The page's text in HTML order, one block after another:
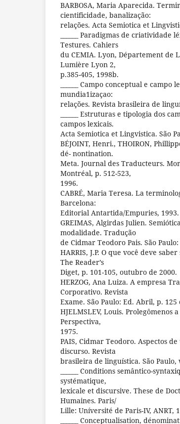
BARBOSA, Maria Aparecida.
cientificidade, banalização:
relações. Acta Semiotica et
______ Paradigmas de
Testures. Cahiers
du CEMIA. Lyon, Département de
Lumière Lyon 2,
p.385-405, 1998b.
______ Campo conceptual e
mundia1izaçao:
relações. Revista brasileira de
______ Estruturas e tipologia dos
campos lexicais.
Acta Semiotica et Lingvistica. São
BÉJOINT, Henri., THOIRON,
dé- nontination.
Meta. Journal des Traducteurs.
Montréal, p. 512-523,
1996.
CABRÉ, Maria Teresa. La
Barcelona:
Editorial Antartida/Empuries, 1993.
GREIMAS, Algirdas Julien.
modalidade. Tradução
de Cidmar Teodoro Pais. São Paulo:
HARRIS, J.P. O que você deve
The Reader’s
Diget, p. 101-105, outubro de 2000.
HERZOG, Ana Luiza. A empresa
Corporativo. Revista
Exame. São Paulo: Ed. Abril, p.
HJELMSLEV, Louis. Prolegômenos
Perspectiva,
1975.
PAIS, Cidmar Teodoro. Aspectos
discurso. Revista
brasileira de linguística. São Paulo,
______ Conditions semântico-
systématique,
lexicale et discursive. These de
Humaines. Paris/
Lille: Uníversité de Paris-IV, ANRT,
______ Conceptualisation,